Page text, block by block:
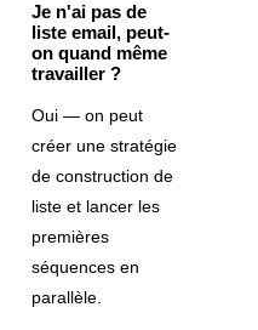
Je n'ai pas de
liste email, peut-
on quand même
travailler ?
Oui — on peut
créer une stratégie
de construction de
liste et lancer les
premières
séquences en
parallèle.